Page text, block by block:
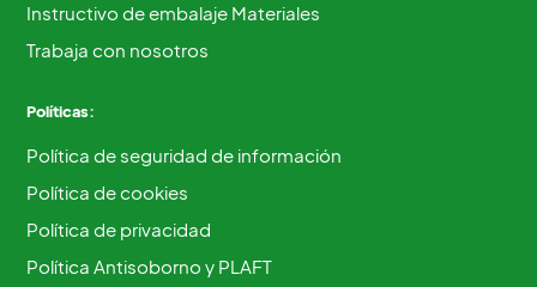
Instructivo de embalaje Materiales
Trabaja con nosotros
Políticas:
Política de seguridad de información
Política de cookies
Política de privacidad
Política Antisoborno y PLAFT